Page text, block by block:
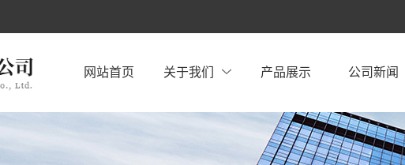
网站首页 关于我们 产品展示 公司新闻